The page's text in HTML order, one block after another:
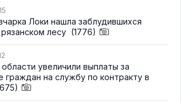
Локи нашла заблудившихся
лесу (1776)
увеличили выплаты за
граждан на службу по контракту в